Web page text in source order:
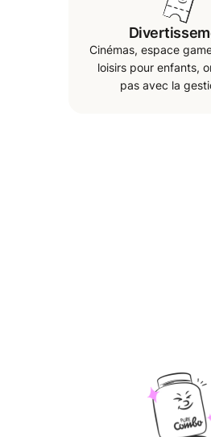
Cinémas, espace
loisirs pour enfants,
pas avec la